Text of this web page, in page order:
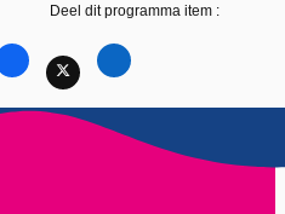
Deel dit programma item :